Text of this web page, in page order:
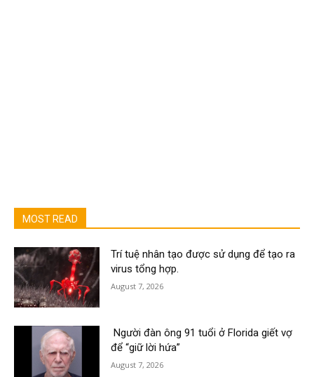
MOST READ
Trí tuệ nhân tạo được sử dụng để tạo ra
virus tổng hợp.
August 7, 2026
Người đàn ông 91 tuổi ở Florida giết vợ
để “giữ lời hứa”
August 7, 2026